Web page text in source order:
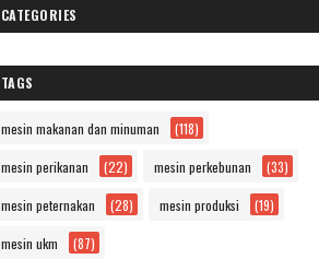
CATEGORIES
TAGS
mesin makanan dan minuman (118)
mesin perikanan (22) mesin perkebunan (33)
mesin peternakan (28) mesin produksi (19)
mesin ukm (87)